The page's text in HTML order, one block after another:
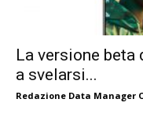
La versione beta
a svelarsi...
Redazione Data Manager